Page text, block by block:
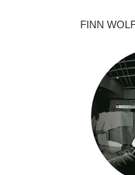
FINN